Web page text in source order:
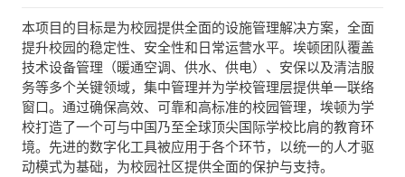
本项目的目标是为校园提供全面的设施管理解决方案，全面
提升校园的稳定性、安全性和日常运营水平。埃顿团队覆盖
技术设备管理（暖通空调、供水、供电）、安保以及清洁服
务等多个关键领域，集中管理并为学校管理层提供单一联络
窗口。通过确保高效、可靠和高标准的校园管理，埃顿为学
校打造了一个可与中国乃至全球顶尖国际学校比肩的教育环
境。先进的数字化工具被应用于各个环节，以统一的人才驱
动模式为基础，为校园社区提供全面的保护与支持。